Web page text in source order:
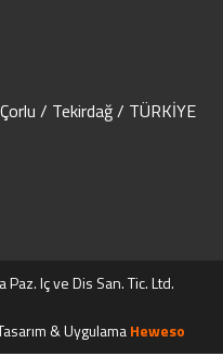
/ Tekirdağ / TÜRKİYE
Iç ve Dis San. Tic. Ltd.
& UygulamaHeweso